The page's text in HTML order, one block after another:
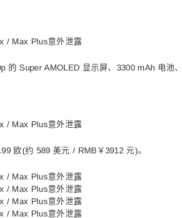
的 Super AMOLED 显示屏、3300 mAh 电池、
欧(约 589 美元 / RMB￥3912 元)。